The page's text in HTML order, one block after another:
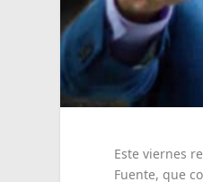
Este viernes
Fuente, que